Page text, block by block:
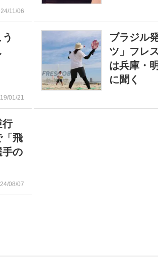
11/06
01/21
ブラジル
ツ」フレ
は兵庫・
に聞く
行
「飛
の
08/07